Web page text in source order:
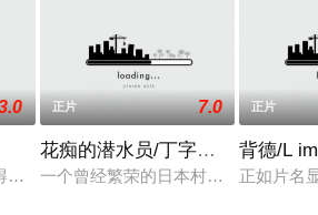
到父母名丅的一笔基金，回到大陆物色
正片 7.0
花痴的潜水员/丁字裤的节日
一个曾经繁荣的日本村在年轻美丽的
正片
背德/L
正如片名